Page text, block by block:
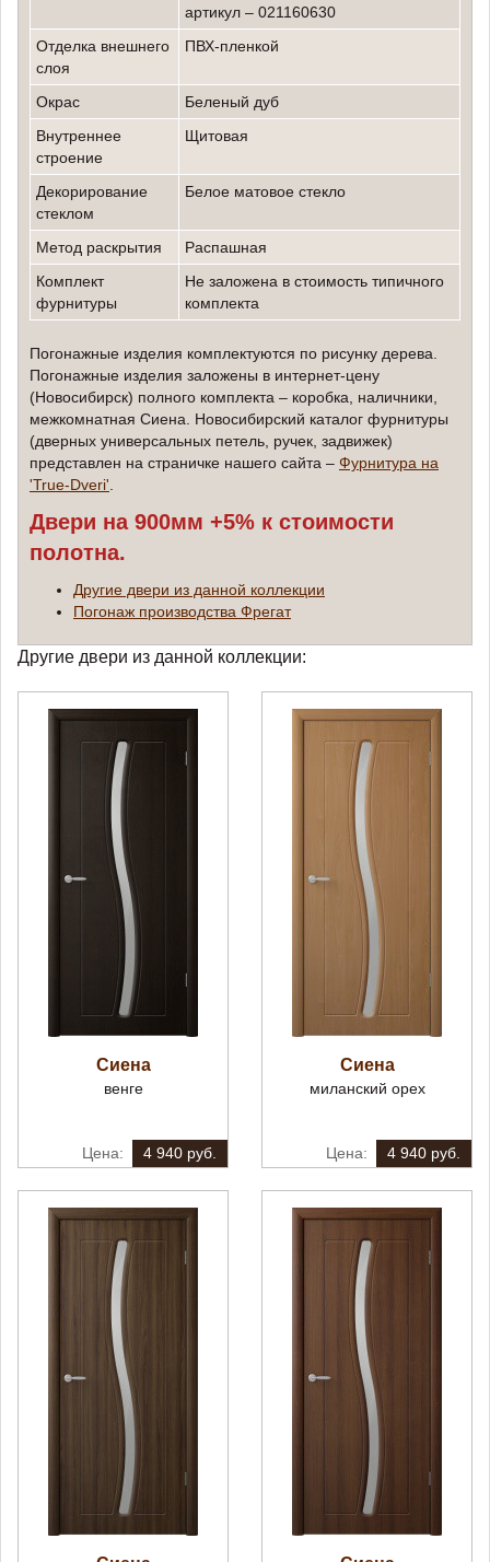
артикул – 021160630
Отделка внешнего
слоя
ПВХ-пленкой
Окрас
беленый дуб
внутреннее
строение
Щитовая
декорирование
стеклом
белое матовое стекло
метод раскрытия
Распашная
Комплект
фурнитуры
не заложена в стоимость типичного
комплекта
Погонажные изделия комплектуются по рисунку дерева.
Погонажные изделия заложены в интернет-цену
(Новосибирск) полного комплекта – коробка, наличники,
межкомнатная Сиена. Новосибирский каталог фурнитуры
(дверных универсальных петель, ручек, задвижек)
представлен на страничке нашего сайта – Фурнитура на
'True-Dveri'
Двери на 900мм +5% к стоимости
полотна.
Другие двери из данной коллекции
Погонаж производства Фрегат
Другие двери из данной коллекции:
Сиена
венге
4 940 руб.
Сиена
миланский орех
4 940 руб.